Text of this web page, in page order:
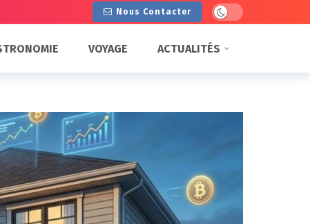
Nous Contacter Dark mode
VOYAGE ACTUALITÉS